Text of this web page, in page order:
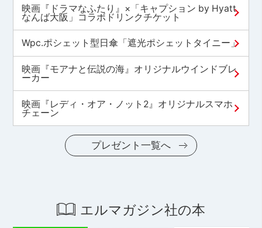
映画『ドラマなふたり』×「キャプション by Hyatt
なんば大阪」コラボドリンクチケット
Wpc.ポシェット型日傘「遮光ポシェットタイニー」
映画『モアナと伝説の海』オリジナルウインドブレ
ーカー
映画『レディ・オア・ノット2』オリジナルスマホ
チェーン
プレゼント一覧へ
エルマガジン社の本